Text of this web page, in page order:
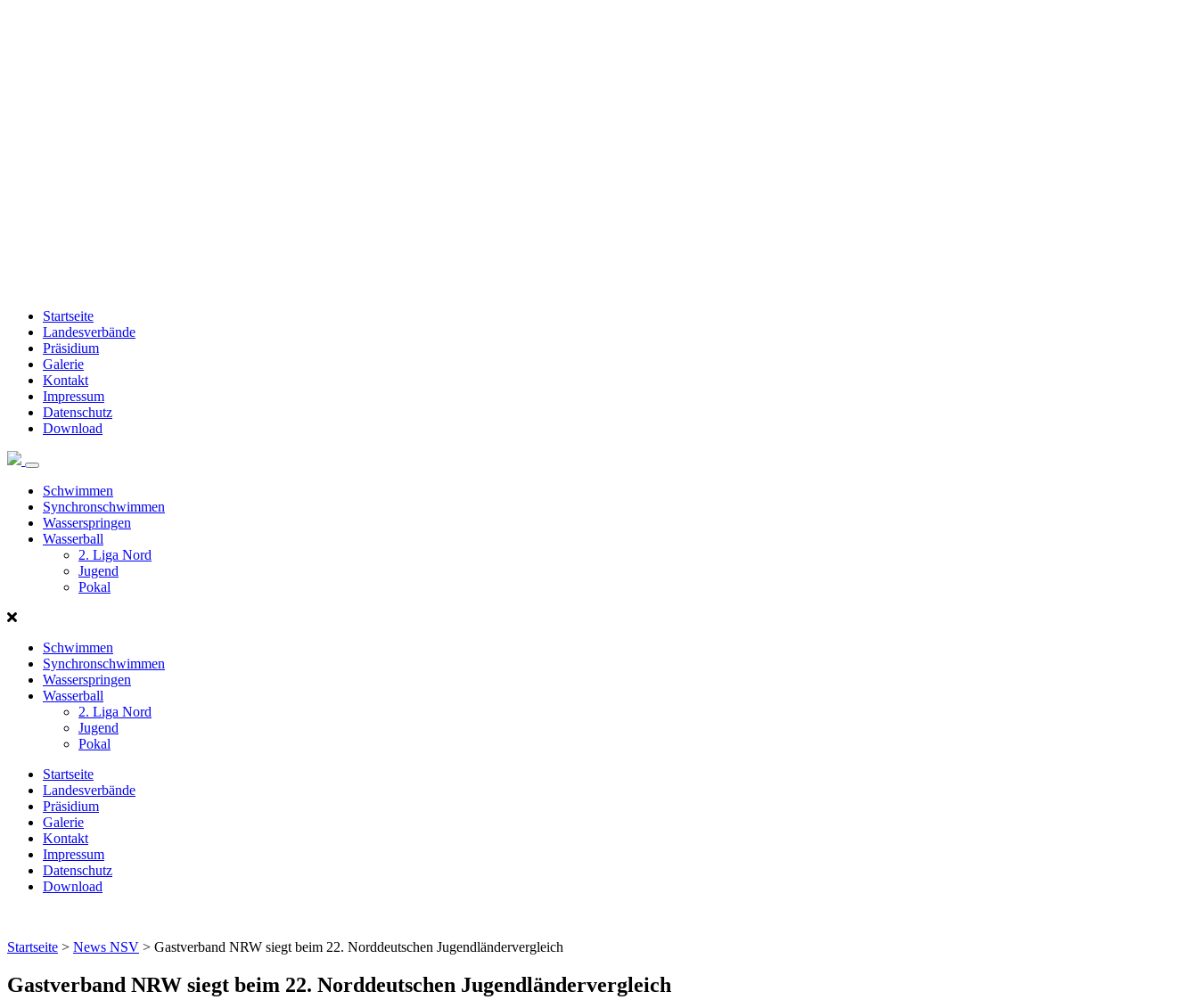
Startseite
Landesverbände
Präsidium
Galerie
Kontakt
Impressum
Datenschutz
Download
Norddeutscher
Schwimmen
Synchronschwimmen
Wasserspringen
Wasserball
2. Liga Nord
Jugend
Pokal
Schwimmen
Synchronschwimmen
Wasserspringen
Wasserball
2. Liga Nord
Jugend
Pokal
Startseite
Landesverbände
Präsidium
Galerie
Kontakt
Impressum
Datenschutz
Download
Startseite > News NSV > Gastverband NRW siegt beim 22. Norddeutschen Jugendländervergleich
Gastverband NRW siegt beim 22. Norddeutschen Jugendländervergleich